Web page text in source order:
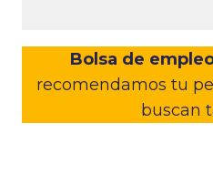
Bolsa de
recomendamos tu
buscan